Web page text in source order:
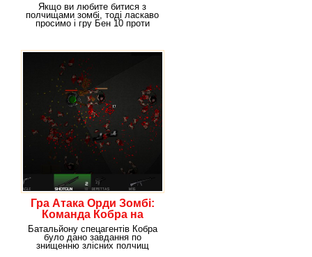
Якщо ви любите битися з
полчищами зомбі, тоді ласкаво
просимо і гру Бен 10 проти
Гра Атака Орди Зомбі:
Команда Кобра на
виживання вид зверху
Батальйону спецагентів Кобра
було дано завдання по
знищенню злісних полчищ